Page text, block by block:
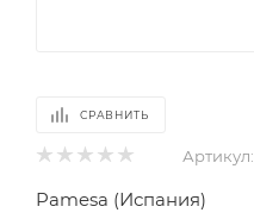
СРАВНИТЬ
Артикул:
Pamesa (Испания)